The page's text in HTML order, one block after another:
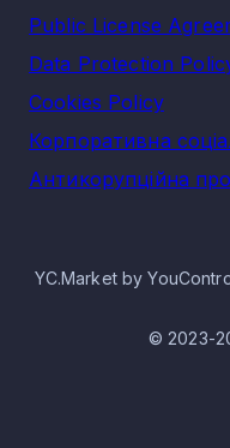
Public License
Data Protection
Cookies Policy
Корпоративна
Антикорупційна
YC.Market by
© 2023-